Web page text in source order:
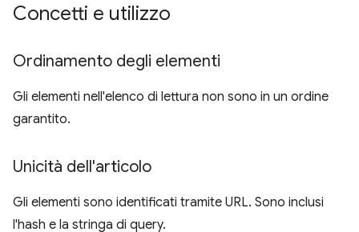
Concetti e utilizzo
Ordinamento degli elementi
Gli elementi nell'elenco di lettura non sono in un ordine
garantito.
Unicità dell'articolo
Gli elementi sono identificati tramite URL. Sono inclusi
l'hash e la stringa di query.